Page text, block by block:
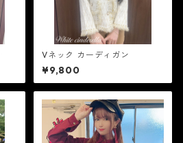
Vネック カーディガン
¥9,800